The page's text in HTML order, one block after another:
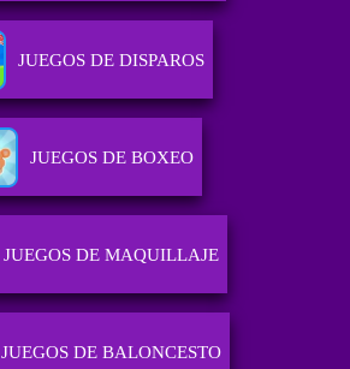
JUEGOS DE DISPAROS
JUEGOS DE BOXEO
JUEGOS DE MAQUILLAJE
JUEGOS DE BALONCESTO